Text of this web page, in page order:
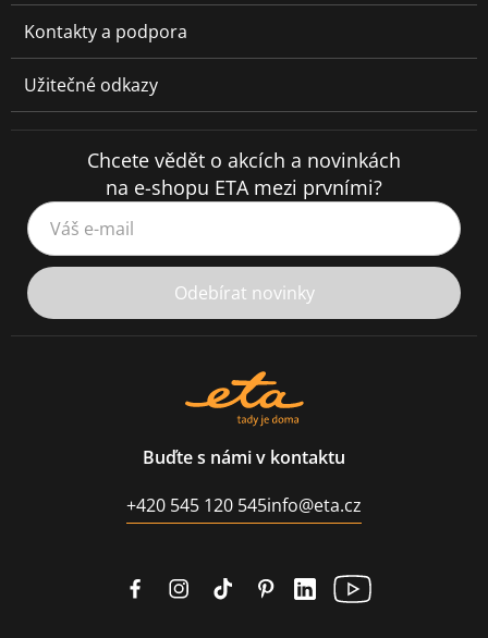
Kontakty a podpora
Užitečné odkazy
Chcete vědět o akcích a novinkách
na e-shopu ETA mezi prvními?
Váš e-mail
Odebírat novinky
Buďte s námi v kontaktu
+420 545 120 545info@eta.cz